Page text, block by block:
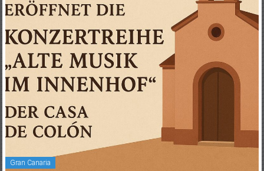
Gran Canaria